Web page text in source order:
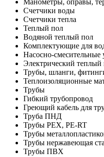
Манометры, оправы,
Счетчики воды
Счетчики тепла
Теплый пол
Водяной теплый пол
Комплектующие для
Насосно-смесительные
Электрический теплый
Трубы, шланги,
Теплоизоляционные
Трубы
Гибкий трубопровод
Греющий кабель для
Труба ПНД
Трубы PEX, PE-RT
Трубы
Трубы нержавеющая
Трубы ПВХ